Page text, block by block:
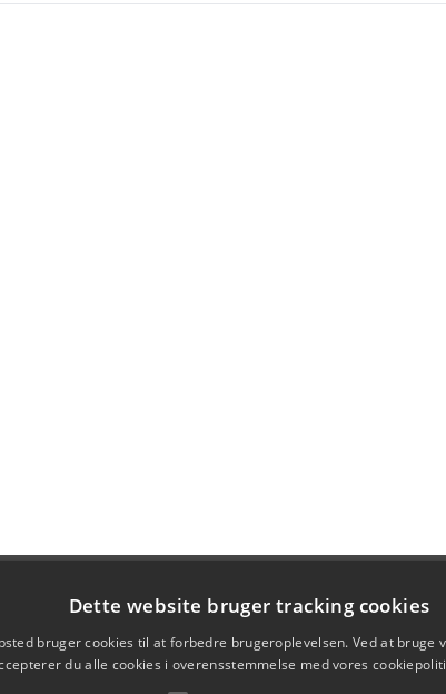
Dette website bruger tracking cookies
bruger cookies til at forbedre brugeroplevelsen. Ved at bruge
du alle cookies i overensstemmelse med vores